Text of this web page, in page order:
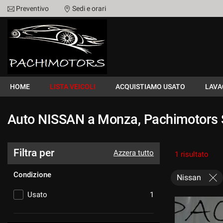
LISTA VEICOLI
CONTATTI
Preventivo Sedi e orari
HOME LISTA VEICOLI ACQUISTIAMO USATO
Auto NISSAN a Monza, Pachimotors
Azzera tutto
Filtra per
Condizione
Usato 1
1 risultato
Nissan
Le
tue
preferenze
consenso
Il
seguente
pannello
consente
di
le
tue
preferenze
di
alle
di